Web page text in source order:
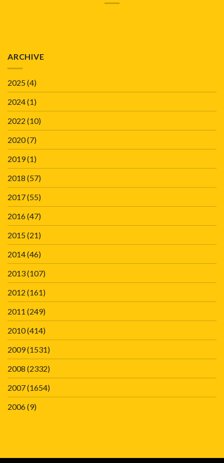
ARCHIVE
2025(4)
2024(1)
2022 (10)
2020(7)
2019(1)
2018 (57)
2017(55)
2016(47)
2015(21)
2014(46)
2013(107)
2012 (161)
2011 (249)
2010(414)
2009(1531)
2008 (2332)
2007(1654)
2006(9)